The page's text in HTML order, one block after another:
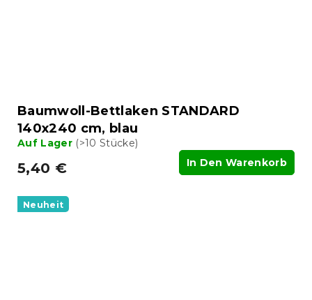
Baumwoll-Bettlaken STANDARD
140x240 cm, blau
Auf Lager (>10 Stücke)
5,40 € In Den Warenkorb
Neuheit